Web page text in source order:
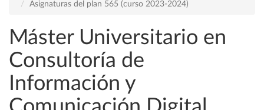
Asignaturas del plan 565 (curso 2023-2024)
Máster Universitario en
Consultoría de
Información y